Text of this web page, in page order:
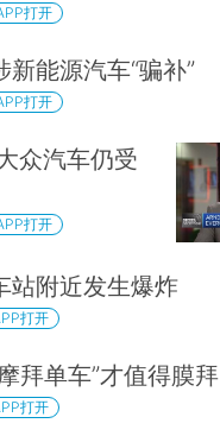
打开
能源汽车“骗补”
打开
众汽车仍受
打开
站附近发生爆炸
打开
拜单车”才值得膜拜
打开